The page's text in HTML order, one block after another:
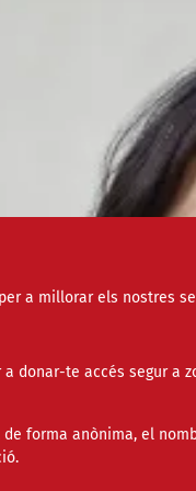
a millorar els nostres
donar-te accés segur a
forma anònima, el